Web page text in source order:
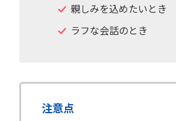
親しみを込めたいとき
ラフな会話のとき
注意点